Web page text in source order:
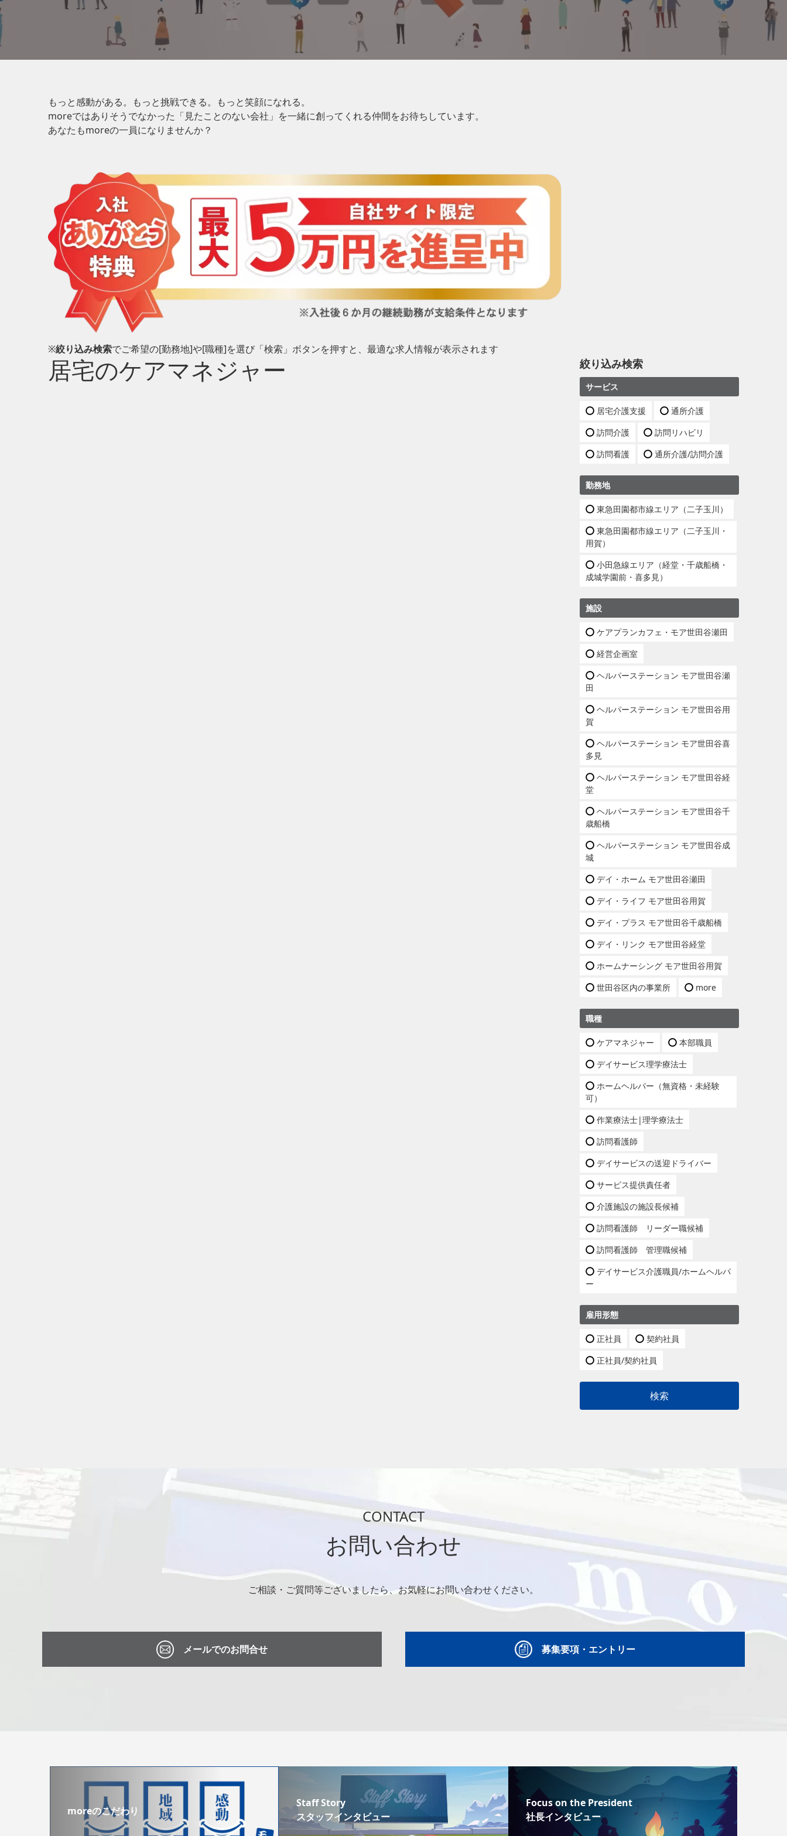
もっと感動がある。もっと挑戦できる。もっと笑顔になれる。
moreではありそうでなかった「見たことのない会社」を一緒に創ってくれる仲間をお待ちしています。
あなたもmoreの一員になりませんか？
※絞り込み検索でご希望の[勤務地]や[職種]を選び「検索」ボタンを押すと、最適な求人情報が表示されます
絞り込み検索
サービス
居宅介護支援
通所介護
訪問介護
訪問リハビリ
訪問看護
通所介護/訪問介護
勤務地
東急田園都市線エリア（二子玉川）
東急田園都市線エリア（二子玉川・
用賀）
小田急線エリア（経堂・千歳船橋・
成城学園前・喜多見）
施設
ケアプランカフェ・モア世田谷瀬田
経営企画室
ヘルパーステーション モア世田谷瀬
田
ヘルパーステーション モア世田谷用
賀
ヘルパーステーション モア世田谷喜
多見
ヘルパーステーション モア世田谷経
堂
ヘルパーステーション モア世田谷千
歳船橋
ヘルパーステーション モア世田谷成
城
デイ・ホーム モア世田谷瀬田
デイ・ライフ モア世田谷用賀
デイ・プラス モア世田谷千歳船橋
デイ・リンク モア世田谷経堂
ホームナーシング モア世田谷用賀
世田谷区内の事業所
more
職種
ケアマネジャー
本部職員
デイサービス理学療法士
ホームヘルパー（無資格・未経験
可）
作業療法士|理学療法士
訪問看護師
デイサービスの送迎ドライバー
サービス提供責任者
介護施設の施設長候補
訪問看護師 リーダー職候補
訪問看護師 管理職候補
デイサービス介護職員/ホームヘルパ
ー
雇用形態
正社員
契約社員
正社員/契約社員
検索
居宅のケアマネジャー
CONTACT
お問い合わせ
ご相談・ご質問等ございましたら、お気軽にお問い合わせください。
メールでのお問合せ 募集要項・エントリー
moreのこだわり
Staff Story
スタッフインタビュー
Focus on the President
社長インタビュー